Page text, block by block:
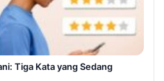
Tiga Kata yang Sedang